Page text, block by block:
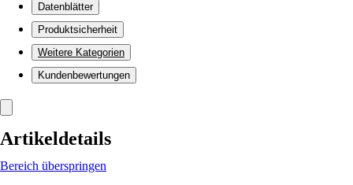
Datenblätter
Produktsicherheit
Weitere Kategorien
Kundenbewertungen
Artikeldetails
Bereich überspringen